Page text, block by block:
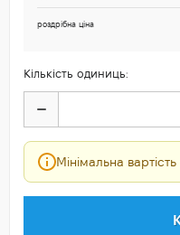
роздрібна ціна
Кількість одиниць:
Мінімальна